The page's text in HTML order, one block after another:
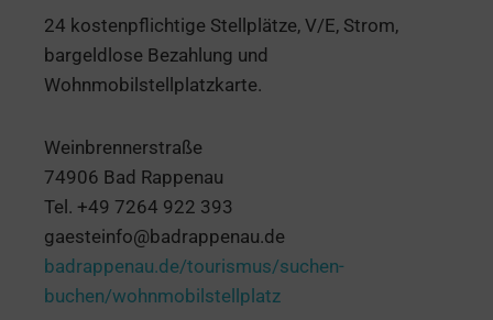
24 kostenpflichtige Stellplätze, V/E, Strom,
bargeldlose Bezahlung und
Wohnmobilstellplatzkarte.
Weinbrennerstraße
74906 Bad Rappenau
Tel. +49 7264 922 393
gaesteinfo@badrappenau.de
badrappenau.de/tourismus/suchen-
buchen/wohnmobilstellplatz